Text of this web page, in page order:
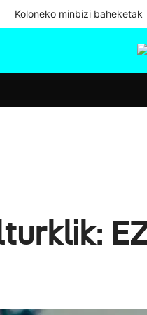
Koloneko minbizi baheketak